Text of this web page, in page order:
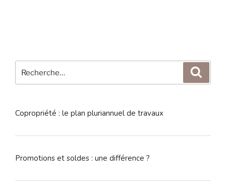
pour
Copropriété : le plan pluriannuel de travaux
Promotions et soldes : une différence ?